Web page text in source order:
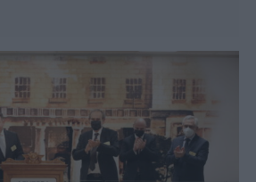
Κόμβος Διδακτορικών-
Καινοτομίας &
Η εκδήλωση
τα Τμήματα Οικονομικών
και […]